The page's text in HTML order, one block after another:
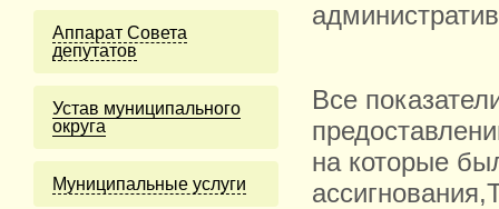
Аппарат Совета
депутатов
Устав муниципального
округа
Муниципальные услуги
Все
на которые